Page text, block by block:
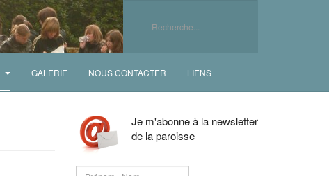
GALERIE NOUS CONTACTER LIENS
Je m'abonne à la newsletter
de la paroisse